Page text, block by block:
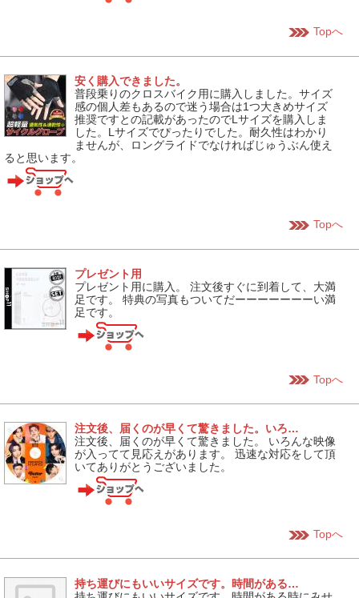
Topへ
安く購入できました。
普段乗りのクロスバイク用に購入しました。サイズ
感の個人差もあるので迷う場合は1つ大きめサイズ
推奨ですとの記載があったのでLサイズを購入しま
した。Lサイズでぴったりでした。耐久性はわかり
ませんが、ロングライドでなければじゅうぶん使え
ると思います。
Topへ
プレゼント用
プレゼント用に購入。 注文後すぐに到着して、大満
足です。 特典の写真もついてだーーーーーーーい満
足です。
Topへ
注文後、届くのが早くて驚きました。いろ…
注文後、届くのが早くて驚きました。 いろんな映像
が入ってて見応えがあります。 迅速な対応をして頂
いてありがとうございました。
Topへ
持ち運びにもいいサイズです。時間がある…